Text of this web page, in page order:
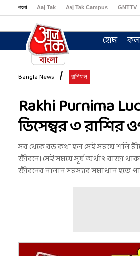
বাংলা Aaj Tak Aaj Tak Campus GNTTV
হোম
Bangla News রাশিফল
Rakhi Purnima
ডিসেম্বর ৩ রাশির
সব থেকে বড় কথা হল সেই সময়ে শনি
জীবনে। সেই সময়ে সূর্য অর্থাৎ রাজা
জীবনের নানান সমস্যার সমাধান হতে